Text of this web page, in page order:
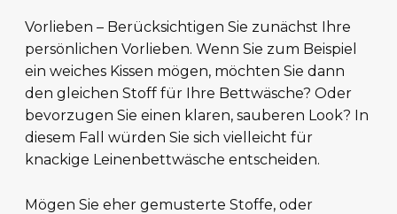
Vorlieben – Berücksichtigen Sie zunächst Ihre
persönlichen Vorlieben. Wenn Sie zum Beispiel
ein weiches Kissen mögen, möchten Sie dann
den gleichen Stoff für Ihre Bettwäsche? Oder
bevorzugen Sie einen klaren, sauberen Look? In
diesem Fall würden Sie sich vielleicht für
knackige Leinenbettwäsche entscheiden.
Mögen Sie eher gemusterte Stoffe, oder